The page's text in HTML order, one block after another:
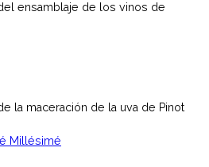
ensamblaje de los vinos de
la maceración de la uva de Pinot
Millésimé